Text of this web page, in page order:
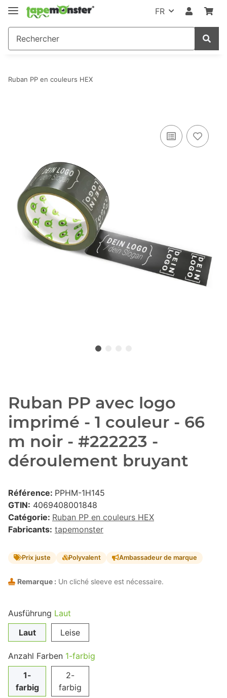
FR
Ruban PP en couleurs HEX
Ruban PP avec logo
imprimé - 1 couleur - 66
m noir - #222223 -
déroulement bruyant
Référence: PPHM-1H145
GTIN: 4069408001848
Catégorie: Ruban PP en couleurs HEX
Fabricants: tapemonster
Prix juste Polyvalent Ambassadeur de marque
Remarque : Un cliché sleeve est nécessaire.
Ausführung Laut
Laut
Leise
Anzahl Farben 1-farbig
1-
farbig
2-
farbig